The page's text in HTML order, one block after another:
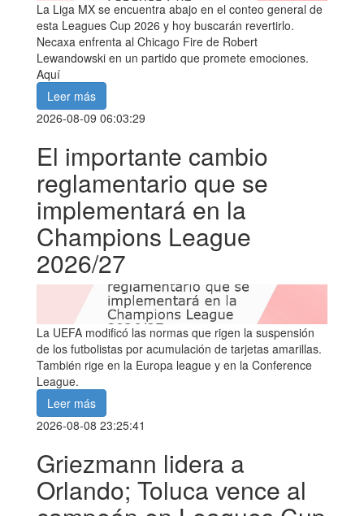
La Liga MX se encuentra abajo en el conteo general de
esta Leagues Cup 2026 y hoy buscarán revertirlo.
Necaxa enfrenta al Chicago Fire de Robert
Lewandowski en un partido que promete emociones.
Aquí
Leer más
2026-08-09 06:03:29
El importante cambio
reglamentario que se
implementará en la
Champions League
2026/27
La UEFA modificó las normas que rigen la suspensión
de los futbolistas por acumulación de tarjetas amarillas.
También rige en la Europa league y en la Conference
League.
Leer más
2026-08-08 23:25:41
Griezmann lidera a
Orlando; Toluca vence al